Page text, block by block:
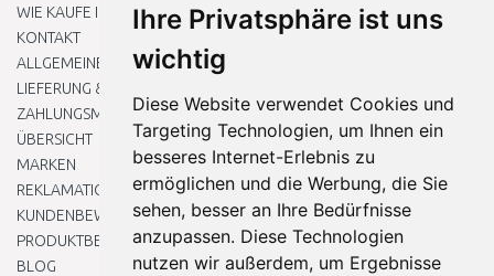
Ihre Privatsphäre ist uns
wichtig
Diese Website verwendet Cookies und
Targeting Technologien, um Ihnen ein
besseres Internet-Erlebnis zu
ermöglichen und die Werbung, die Sie
sehen, besser an Ihre Bedürfnisse
anzupassen. Diese Technologien
nutzen wir außerdem, um Ergebnisse
WIE KAUFE ICH EIN?
KONTAKT
ALLGEMEINEN GESCHÄFTSBEDINGUNGEN
LIEFERUNG & ZAHLUNG
ZAHLUNGSMETHODEN
ÜBERSICHT
MARKEN
REKLAMATIONEN UND RETOUREN
KUNDENBEWERTUNG
PRODUKTBEWERTUNG
BLOG